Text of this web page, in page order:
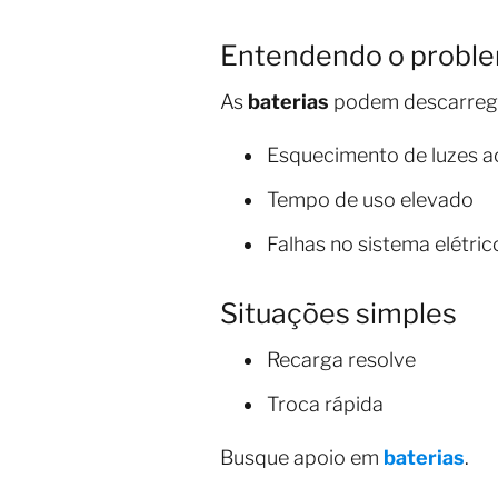
Entendendo o
As baterias podem
Esquecimento de luzes
Tempo de uso elevado
Falhas no sistema
Situações simples
Recarga resolve
Troca rápida
Busque apoio em baterias.